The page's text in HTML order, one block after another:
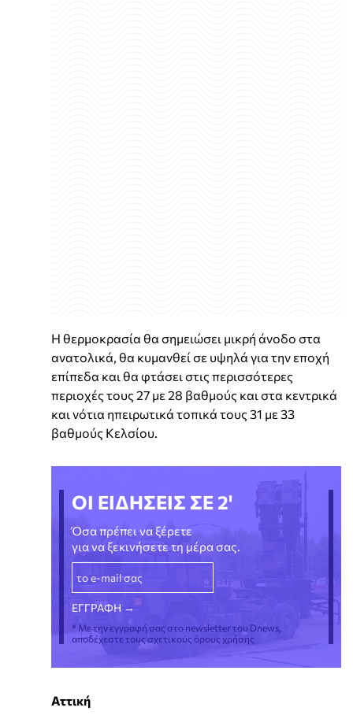
Η θερμοκρασία θα σημειώσει μικρή άνοδο στα
ανατολικά, θα κυμανθεί σε υψηλά για την εποχή
επίπεδα και θα φτάσει στις περισσότερες
περιοχές τους 27 με 28 βαθμούς και στα κεντρικά
και νότια ηπειρωτικά τοπικά τους 31 με 33
βαθμούς Κελσίου.
ΟΙ ΕΙΔΗΣΕΙΣ ΣΕ 2'
Όσα πρέπει να ξέρετε
για να ξεκινήσετε τη μέρα σας.
* Με την εγγραφή σας στο newsletter του Dnews,
αποδέχεστε τους σχετικούς όρους χρήσης
Αττική